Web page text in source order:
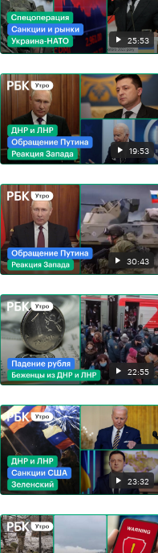
25:53
19:53
30:43
22:55
23:32